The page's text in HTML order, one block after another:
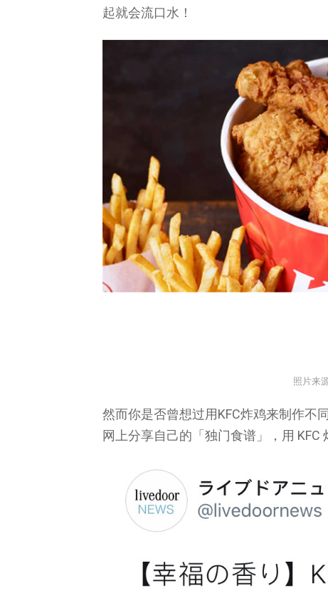
起就会流口水！
照片来
然而你是否曾想过用KFC炸鸡来制作不
网上分享自己的「独门食谱」，用 KFC